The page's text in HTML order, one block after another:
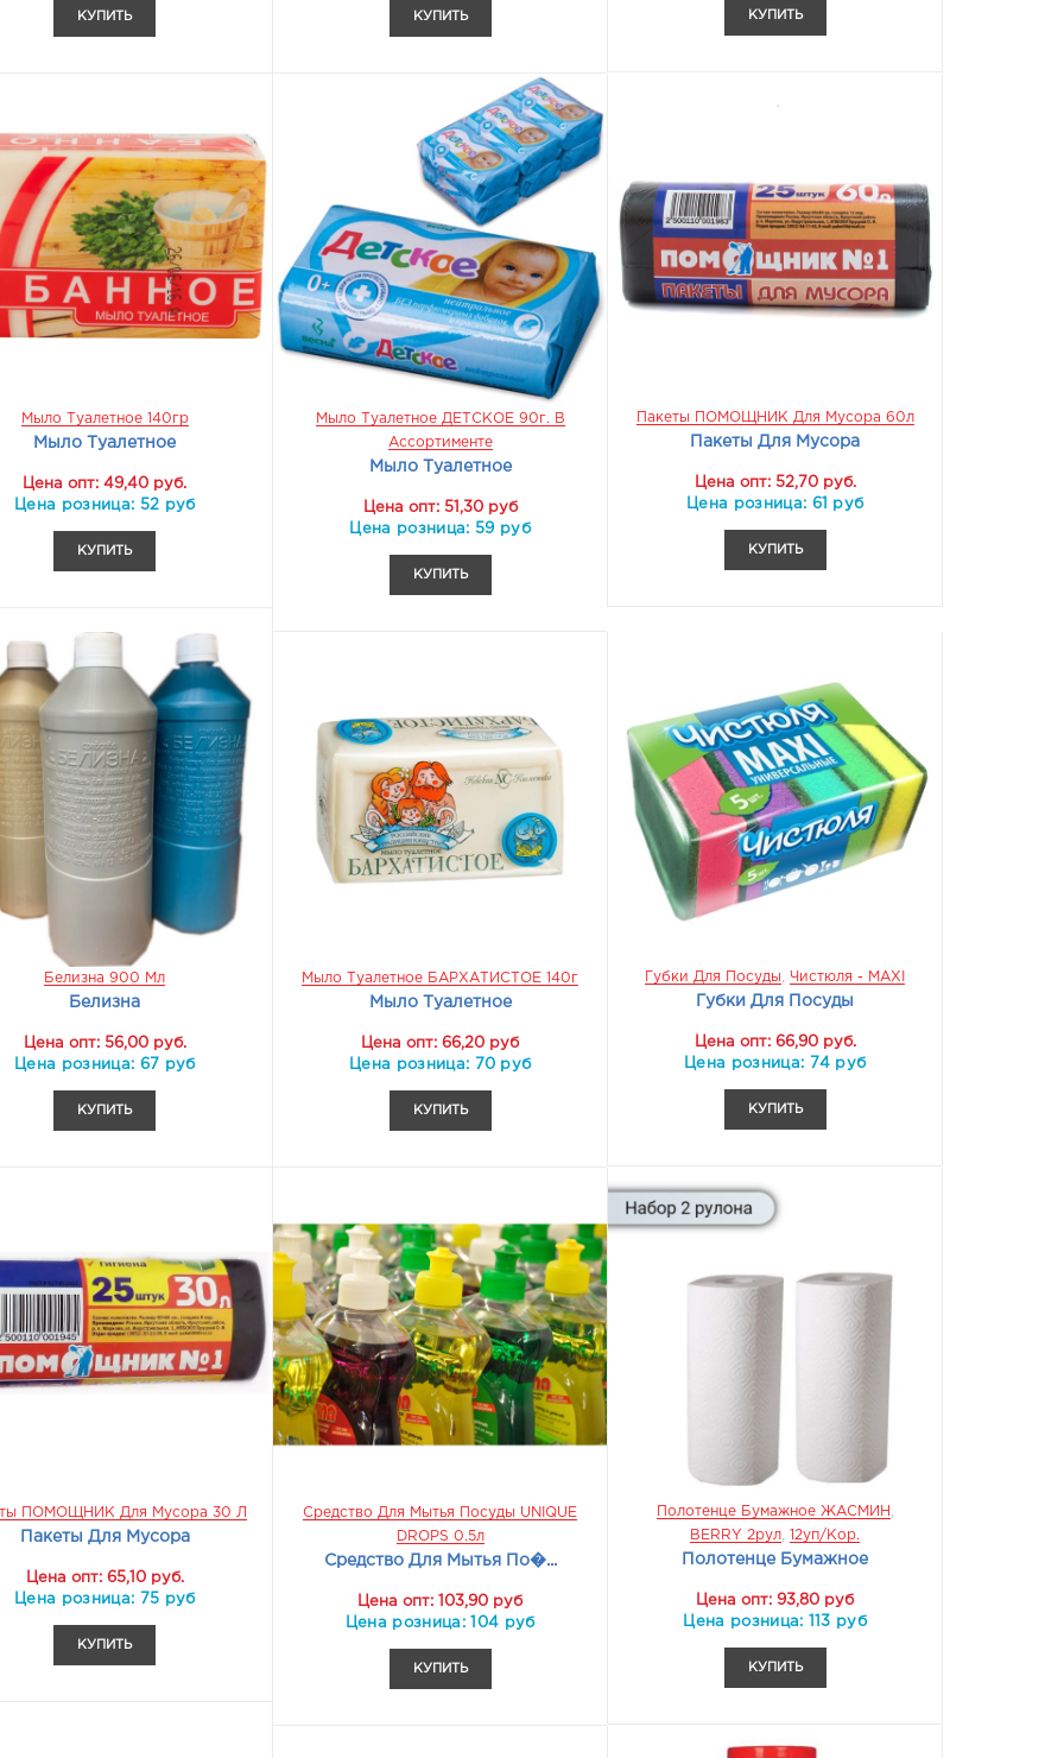
КУПИТЬ КУПИТЬ КУПИТЬ
Мыло Туалетное 140гр
Мыло Туалетное
Цена опт: 49,40 руб.
Цена розница: 52 руб
КУПИТЬ
Мыло Туалетное ДЕТСКОЕ 90г. В
Ассортименте
Мыло Туалетное
Цена опт: 51,30 руб
Цена розница: 59 руб
КУПИТЬ
Пакеты ПОМОЩНИК Для Мусора 60л
Пакеты Для Мусора
Цена опт: 52,70 руб.
Цена розница: 61 руб
КУПИТЬ
Белизна 900 Мл
Белизна
Цена опт: 56,00 руб.
Цена розница: 67 руб
КУПИТЬ
Мыло Туалетное БАРХАТИСТОЕ 140г
Мыло Туалетное
Цена опт: 66,20 руб
Цена розница: 70 руб
КУПИТЬ
Губки Для Посуды ,Чистюля - MAXI
Губки Для Посуды
Цена опт: 66,90 руб.
Цена розница: 74 руб
КУПИТЬ
ПОМОЩНИК Для Мусора 30 Л
Пакеты Для Мусора
Цена опт: 65,10 руб.
Цена розница: 75 руб
КУПИТЬ
Средство Для Мытья Посуды UNIQUE
DROPS 0.5л
Средство Для Мытья По�...
Цена опт: 103,90 руб
Цена розница: 104 руб
КУПИТЬ
Полотенце Бумажное ЖАСМИН ,
BERRY 2рул, 12уп/кор.
Полотенце Бумажное
Цена опт: 93,80 руб
Цена розница: 113 руб
КУПИТЬ